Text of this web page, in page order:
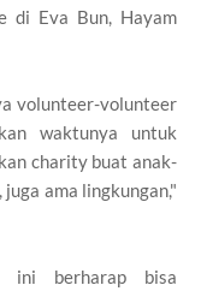
di Eva Bun, Hayam
volunteer-volunteer
waktunya untuk
charity buat anak-
ama lingkungan,"
ini berharap bisa